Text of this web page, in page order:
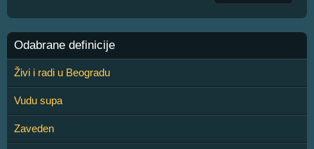
Odabrane definicije
Živi i radi u Beogradu
Vudu supa
Zaveden